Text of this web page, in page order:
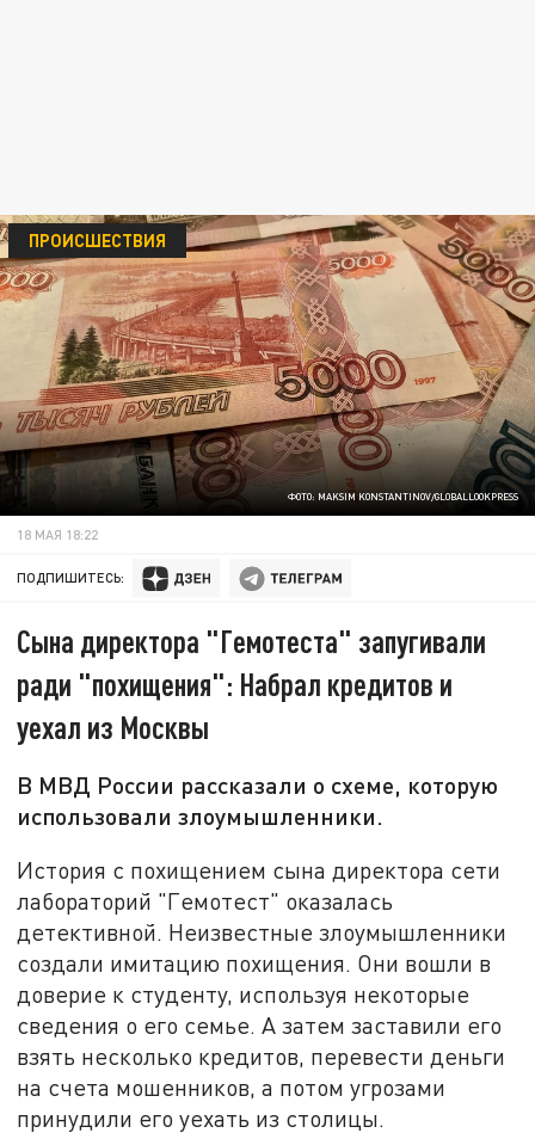
ФОТО: MAKSIM KONSTANTINOV/GLOBALLOOKPRESS
ПРОИСШЕСТВИЯ
18 МАЯ 18:22
ПОДПИШИТЕСЬ:
Сына директора "Гемотеста" запугивали
ради "похищения": Набрал кредитов и
уехал из Москвы
В МВД России рассказали о схеме, которую
использовали злоумышленники.
История с похищением сына директора сети
лабораторий "Гемотест" оказалась
детективной. Неизвестные злоумышленники
создали имитацию похищения. Они вошли в
доверие к студенту, используя некоторые
сведения о его семье. А затем заставили его
взять несколько кредитов, перевести деньги
на счета мошенников, а потом угрозами
принудили его уехать из столицы.